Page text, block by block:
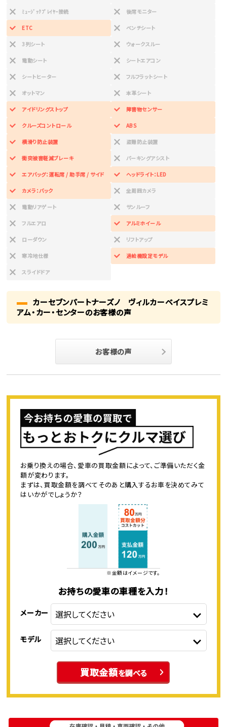
ﾐｭｰｼﾞｯｸﾌﾟﾚｲﾔｰ接続 後席モニター
ETC ベンチシート
3列シート ウォークスルー
電動シート シートエアコン
シートヒーター フルフラットシート
オットマン 本革シート
アイドリングストップ 障害物センサー
クルーズコントロール ABS
横滑り防止装置 盗難防止装置
衝突被害軽減ブレーキ パーキングアシスト
エアバッグ：運転席 / 助手席 / サイド ヘッドライト：LED
カメラ：バック 全周囲カメラ
電動リアゲート サンルーフ
フルエアロ アルミホイール
ローダウン リフトアップ
寒冷地仕様 過給機設定モデル
スライドドア
カーセブンパートナーズノ ヴィルカーベイスプレミ
アム・カー・センターのお客様の声
お客様の声
お乗り換えの場合、愛車の買取金額によって、ご準備いただく金
額が変わります。
まずは、買取金額を調べてそのあと購入するお車を決めてみて
はいかがでしょうか？
※金額はイメージです。
お持ちの愛車の車種を入力！
メーカー
モデル
買取金額を調べる